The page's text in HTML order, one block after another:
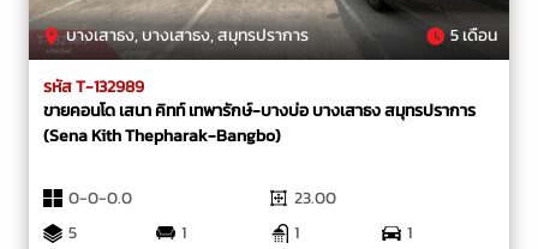
บางเสาธง, บางเสาธง, สมุทรปราการ 5 เดือน
รหัส T-132989
ขายคอนโด เสนา คิทท์ เทพารักษ์-บางบ่อ บางเสาธง สมุทรปราการ
(Sena Kith Thepharak-Bangbo)
0-0-0.0
23.00
5
1 1
1